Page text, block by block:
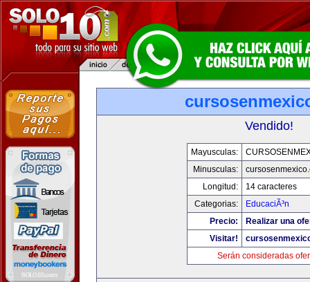
Vendido!
Mayusculas:
Minusculas:
Longitud:
14 caracteres
Categorias:
EducaciÃ³n
Precio:
Realizar una
Visitar!
Serán consideradas